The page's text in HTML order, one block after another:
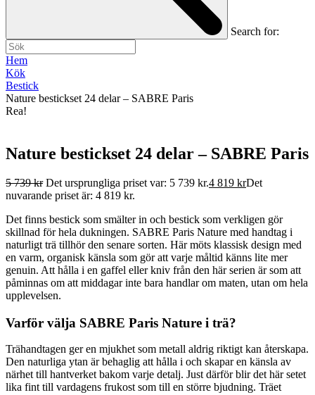
Search for:
Hem
Kök
Bestick
Nature bestickset 24 delar – SABRE Paris
Rea!
Nature bestickset 24 delar – SABRE Paris
5 739kr Det ursprungliga priset var: 5 739 kr.4 819 krDet
nuvarande priset är: 4 819 kr.
Det finns bestick som smälter in och bestick som verkligen gör
skillnad för hela dukningen. SABRE Paris Nature med handtag i
naturligt trä tillhör den senare sorten. Här möts klassisk design med
en varm, organisk känsla som gör att varje måltid känns lite mer
genuin. Att hålla i en gaffel eller kniv från den här serien är som att
påminnas om att middagar inte bara handlar om maten, utan om hela
upplevelsen.
Varför välja SABRE Paris Nature i trä?
Trähandtagen ger en mjukhet som metall aldrig riktigt kan återskapa.
Den naturliga ytan är behaglig att hålla i och skapar en känsla av
närhet till hantverket bakom varje detalj. Just därför blir det här setet
lika fint till vardagens frukost som till en större bjudning. Träet